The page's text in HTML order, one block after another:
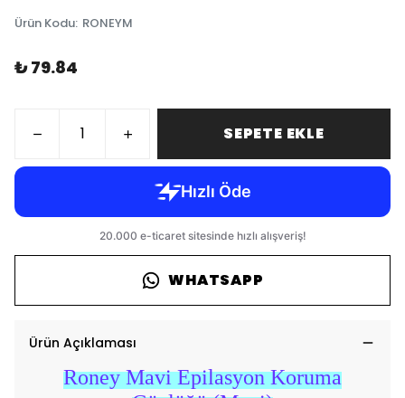
Ürün Kodu: RONEYM
₺ 79.84
SEPETE EKLE
WHATSAPP
Ürün Açıklaması
Roney Mavi Epilasyon Koruma